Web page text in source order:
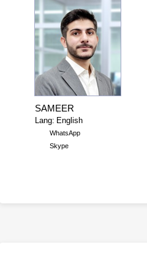
SAMEER
English
WhatsApp
Skype